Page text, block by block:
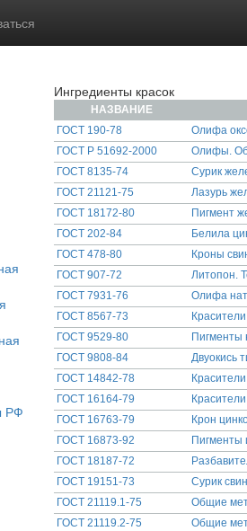
РФ
Ингредиенты красок
НАЗВАНИЕ
ГОСТ 190-78
Олифа
ГОСТ Р 51692-2000
Олифы.
ГОСТ 8135-74
Сурик
ГОСТ 21121-75
Лазурь
ГОСТ 18172-80
Пигмент
ГОСТ 202-84
Белила
ГОСТ 478-80
Кроны
ГОСТ 907-72
Литопон.
ГОСТ 7931-76
Олифа
ГОСТ 8567-73
ГОСТ 9529-80
Пигменты
ГОСТ 9808-84
Двуокись
ГОСТ 14842-78
ГОСТ 16164-79
ГОСТ 16763-79
Крон
ГОСТ 16873-92
Пигменты
ГОСТ 18187-72
ГОСТ 19151-73
Сурик
ГОСТ 21119.1-75
Общие
ГОСТ 21119.2-75
Общие